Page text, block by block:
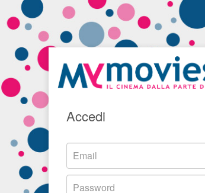
Accedi